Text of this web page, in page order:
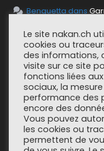
Benguetta dans
les détails
anthodansMettre
plateforme sportive
SoCorsudans
détails
greg (nakan)dans
Le site nakan.ch
cookies ou
des informations,
visite sur ce site
fonctions liées
sociaux, la
performance des
encore des
Vous pouvez
les cookies ou
permettent de